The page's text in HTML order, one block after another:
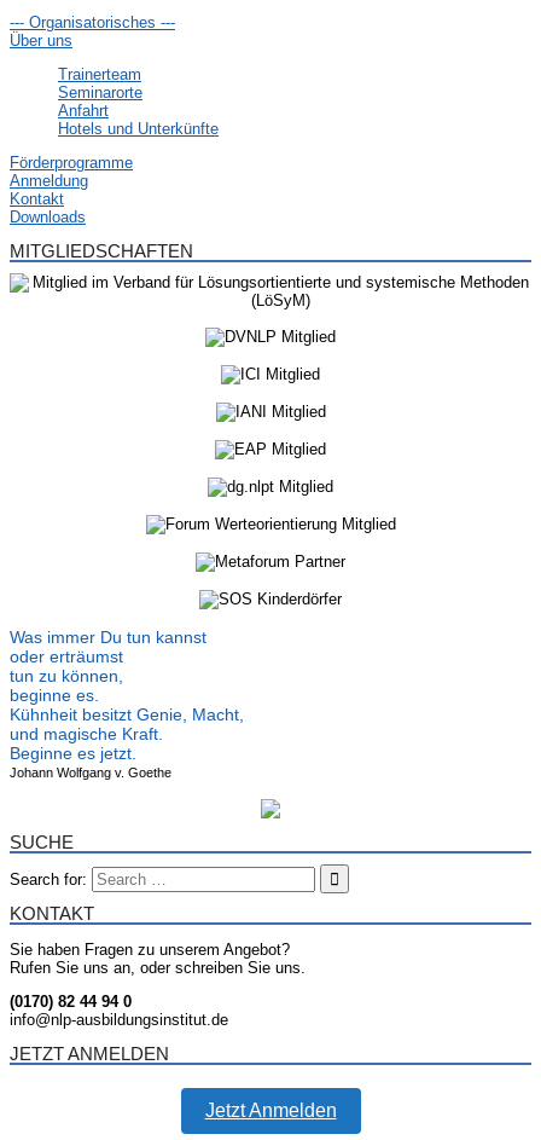
--- Organisatorisches ---
Über uns
Trainerteam
Seminarorte
Anfahrt
Hotels und Unterkünfte
Förderprogramme
Anmeldung
Kontakt
Downloads
MITGLIEDSCHAFTEN
Was immer Du tun kannst
oder erträumst
tun zu können,
beginne es.
Kühnheit besitzt Genie, Macht,
und magische Kraft.
Beginne es jetzt.
Johann Wolfgang v. Goethe
SUCHE
Search for:
KONTAKT
Sie haben Fragen zu unserem Angebot?
Rufen Sie uns an, oder schreiben Sie uns.
(0170) 82 44 94 0
info@nlp-ausbildungsinstitut.de
JETZT ANMELDEN
Jetzt Anmelden